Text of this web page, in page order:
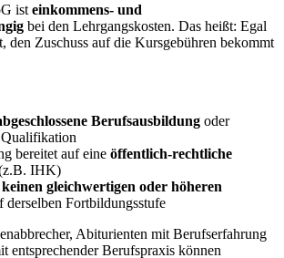
ist einkommens- und
bei den Lehrgangskosten. Das heißt: Egal
den Zuschuss auf die Kursgebühren bekommt
Berufsausbildung oder
bereitet auf eine öffentlich-rechtliche
IHK)
gleichwertigen oder höheren
derselben Fortbildungsstufe
Abiturienten mit Berufserfahrung
entsprechender Berufspraxis können